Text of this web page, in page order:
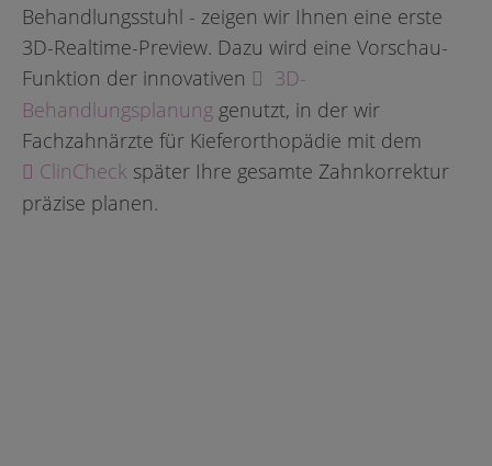
Behandlungsstuhl - zeigen wir Ihnen eine erste
3D-Realtime-Preview. Dazu wird eine Vorschau-
Funktion der innovativen
3D-
Behandlungsplanung genutzt, in der wir
Fachzahnärzte für Kieferorthopädie mit dem
ClinCheck später Ihre gesamte Zahnkorrektur
präzise planen.